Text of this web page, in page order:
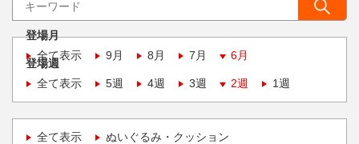
登場月
全て表示
9月 8月 7月 6月
登場週
全て表示
5週 4週 3週 2週 1週
全て表示 ぬいぐるみ・クッション